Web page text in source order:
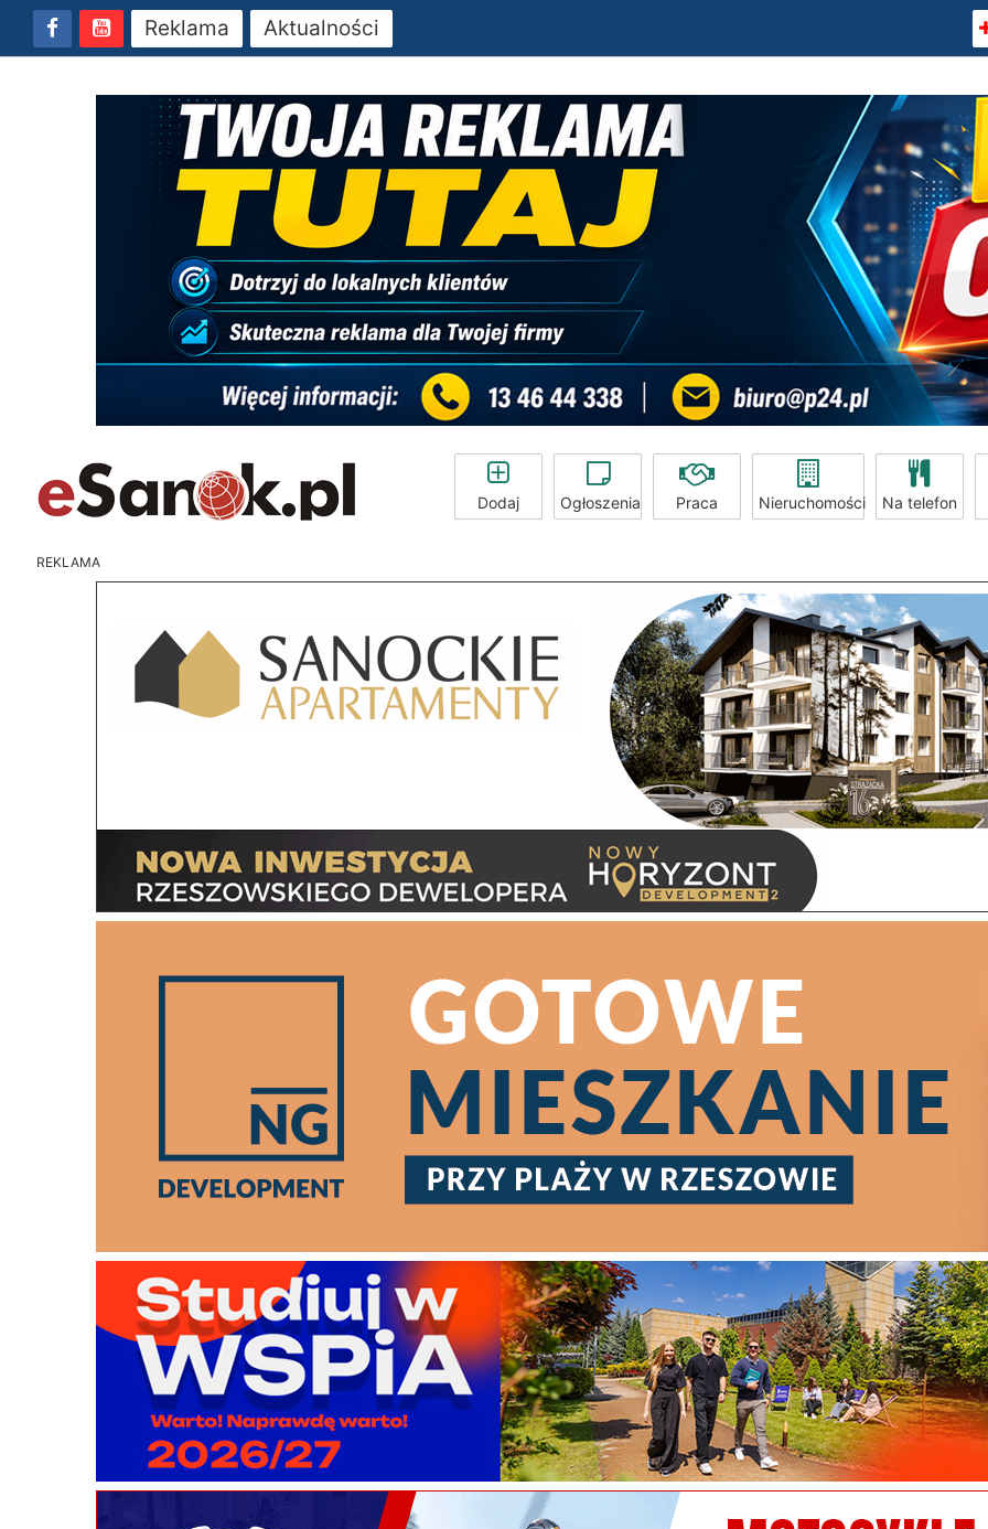
Reklama Aktualności
Dodaj Ogłoszenia Praca Nieruchomości Na telefon
REKLAMA